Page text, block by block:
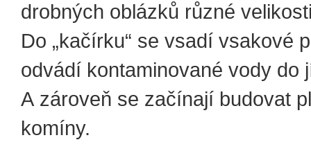
drobných oblázků různé
Do „kačírku“ se vsadí vsakové
odvádí kontaminované vody do
A zároveň se začínají budovat
komíny.